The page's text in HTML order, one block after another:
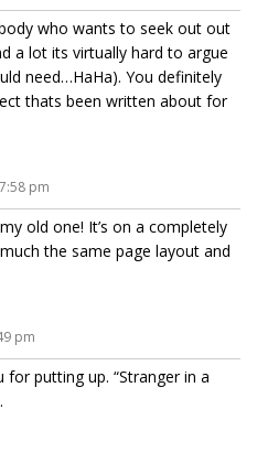
who wants to seek out out
a lot its virtually hard to argue
need…HaHa). You definitely
thats been written about for
pm
old one! It’s on a completely
the same page layout and
pm
putting up. “Stranger in a